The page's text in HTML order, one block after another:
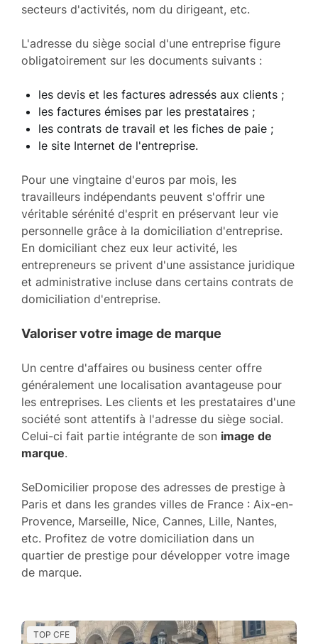
secteurs d'activités, nom du dirigeant, etc.
L'adresse du siège social d'une entreprise figure
obligatoirement sur les documents suivants :
les devis et les factures adressés aux clients ;
les factures émises par les prestataires ;
les contrats de travail et les fiches de paie ;
le site Internet de l'entreprise.
Pour une vingtaine d'euros par mois, les
travailleurs indépendants peuvent s'offrir une
véritable sérénité d'esprit en préservant leur vie
personnelle grâce à la domiciliation d'entreprise.
En domiciliant chez eux leur activité, les
entrepreneurs se privent d'une assistance juridique
et administrative incluse dans certains contrats de
domiciliation d'entreprise.
Valoriser votre image de marque
Un centre d'affaires ou business center offre
généralement une localisation avantageuse pour
les entreprises. Les clients et les prestataires d'une
société sont attentifs à l'adresse du siège social.
Celui-ci fait partie intégrante de son image de
marque.
SeDomicilier propose des adresses de prestige à
Paris et dans les grandes villes de France : Aix-en-
Provence, Marseille, Nice, Cannes, Lille, Nantes,
etc. Profitez de votre domiciliation dans un
quartier de prestige pour développer votre image
de marque.
TOP CFE